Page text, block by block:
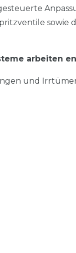
sowie
arbeiten
und